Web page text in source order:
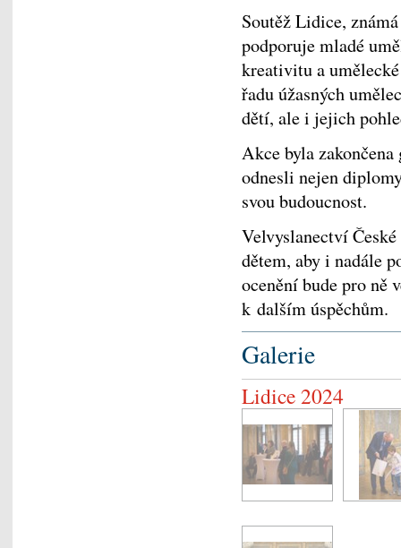
Soutěž Lidice,
podporuje mladé
kreativitu a
řadu úžasných
dětí, ale i jejich
Akce byla
odnesli nejen
svou budoucnost.
Velvyslanectví
dětem, aby i nadále
ocenění bude pro ně
k dalším úspěchům.
Galerie
Lidice 2024